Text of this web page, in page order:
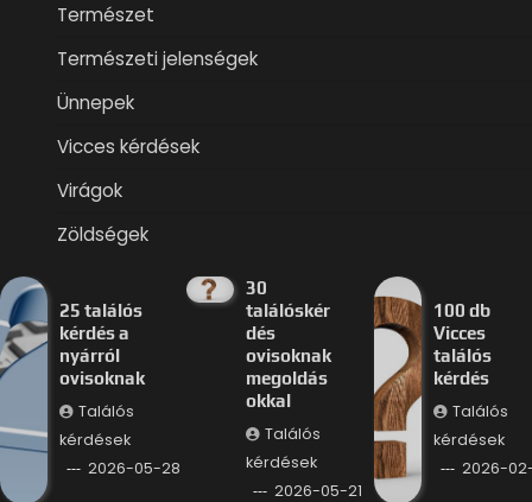
Természet
Természeti jelenségek
Ünnepek
Vicces kérdések
Virágok
Zöldségek
25 találós
kérdés a
nyárról
ovisoknak
Találós
kérdések
2026-05-28
30
találóskér
dés
ovisoknak
megoldás
okkal
Találós
kérdések
2026-05-21
100 db
Vicces
találós
kérdés
Találós
kérdések
2026-